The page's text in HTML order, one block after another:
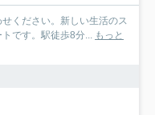
ください。新しい生活のス
です。駅徒歩8分... もっと